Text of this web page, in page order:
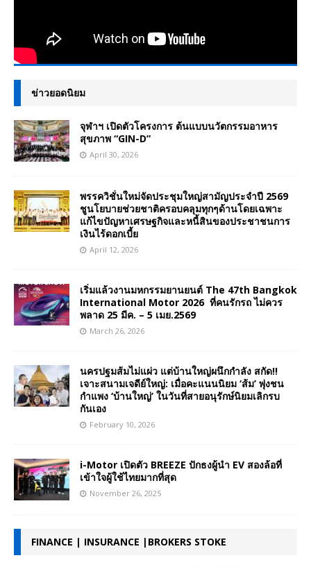
ข่าวยอดนิยม
จุฬาฯ เปิดตัวโครงการ ต้นแบบนวัตกรรมอาหาร
สุขภาพ “GIN-D”
April 30, 2026
พรรควิชั่นใหม่จัดประชุมใหญ่สามัญประจำปี 2569
ชูนโยบายช่วยชาติครอบคลุมทุกๆด้านโดยเฉพาะ
แก้ไขปัญหาเศรษฐกิจและหนี้สินของประชาชนการ
เงินไร้ดอกเบี้ย
April 12, 2026
เริ่มแล้วงานมหกรรมยานยนต์ The 47th Bangkok
International Motor 2026 ที่คนรักรถ ไม่ควร
พลาด 25 มีค. – 5 เมย.2569
March 26, 2026
นครปฐมส้มไม่แผ่ว แต่บ้านใหญ่ผนึกกำลัง สกัด!!
เจาะสนามเจดีย์ใหญ่: เมื่อคะแนนนิยม ‘ส้ม’ พุ่งชน
กำแพง ‘บ้านใหญ่’ ในวันที่สายอนุรักษ์นิยมเลิกรบ
กันเอง
February 10, 2026
i-Motor เปิดตัว BREEZE ปักธงผู้นำ EV สองล้อที่
เข้าใจผู้ใช้ไทยมากที่สุด
November 26, 2025
FINANCE | INSURANCE |BROKERS STOKE